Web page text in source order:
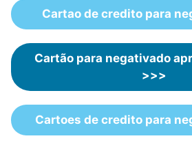
Cartao de credito para
Cartão para negativado
>>>
Cartoes de credito para